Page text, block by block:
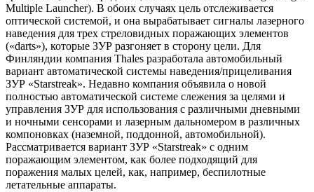
Multiple Launcher). В обоих случаях цель отслеживается
оптической системой, и она вырабатывает сигналы лазерного
наведения для трех стреловидных поражающих элементов
(«darts»), которые ЗУР разгоняет в сторону цели. Для
Финляндии компания Thales разработала автомобильный
вариант автоматической системы наведения/прицеливания
ЗУР «Starstreak». Недавно компания объявила о новой
полностью автоматической системе слежения за целями и
управления ЗУР для использования с различными дневными
и ночными сенсорами и лазерным дальномером в различных
компоновках (наземной, поддонной, автомобильной).
Рассматривается вариант ЗУР «Starstreak» с одним
поражающим элементом, как более подходящий для
поражения малых целей, как, например, беспилотные
летательные аппараты.